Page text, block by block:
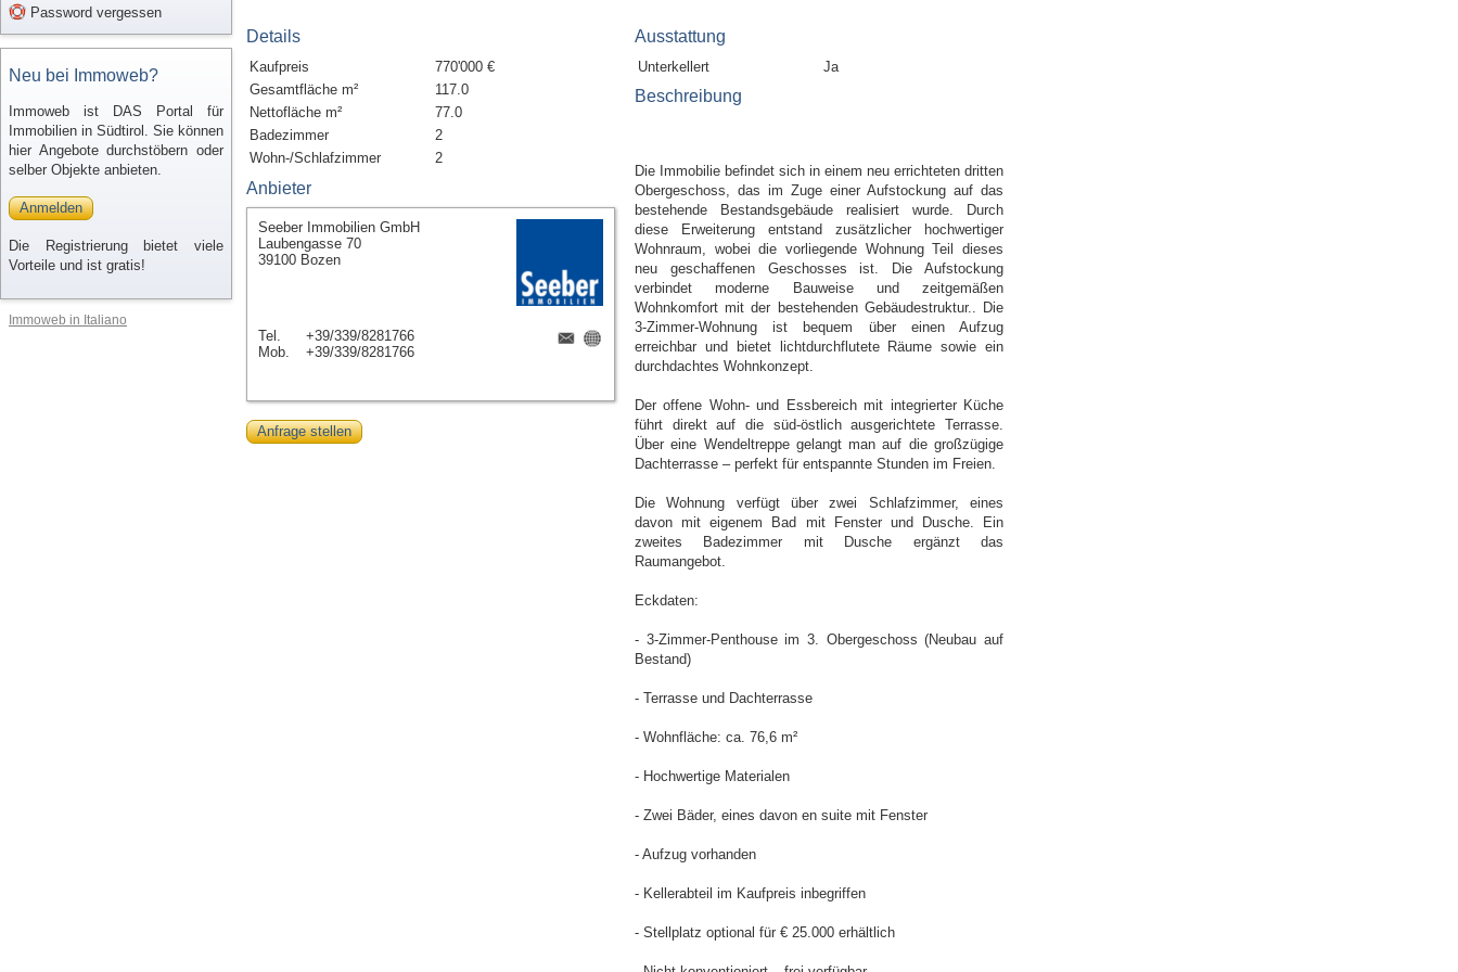
Password vergessen
Neu bei Immoweb?
Immoweb ist DAS Portal für
Immobilien in Südtirol. Sie können
hier Angebote durchstöbern oder
selber Objekte anbieten.
Anmelden
Die Registrierung bietet viele
Vorteile und ist gratis!
Immoweb in Italiano
Details
Kaufpreis
770'000 €
Gesamtfläche m²
117.0
Nettofläche m²
77.0
Badezimmer
2
Wohn-/Schlafzimmer
2
Ausstattung
Unterkellert Ja
Beschreibung
Die Immobilie befindet sich in einem neu errichteten dritten
Obergeschoss, das im Zuge einer Aufstockung auf das
bestehende Bestandsgebäude realisiert wurde. Durch
diese Erweiterung entstand zusätzlicher hochwertiger
Wohnraum, wobei die vorliegende Wohnung Teil dieses
neu geschaffenen Geschosses ist. Die Aufstockung
verbindet moderne Bauweise und zeitgemäßen
Wohnkomfort mit der bestehenden Gebäudestruktur.. Die
3-Zimmer-Wohnung ist bequem über einen Aufzug
erreichbar und bietet lichtdurchflutete Räume sowie ein
durchdachtes Wohnkonzept.
Der offene Wohn- und Essbereich mit integrierter Küche
führt direkt auf die süd-östlich ausgerichtete Terrasse.
Über eine Wendeltreppe gelangt man auf die großzügige
Dachterrasse – perfekt für entspannte Stunden im Freien.
Die Wohnung verfügt über zwei Schlafzimmer, eines
davon mit eigenem Bad mit Fenster und Dusche. Ein
zweites Badezimmer mit Dusche ergänzt das
Raumangebot.
Eckdaten:
- 3-Zimmer-Penthouse im 3. Obergeschoss (Neubau auf
Bestand)
- Terrasse und Dachterrasse
- Wohnfläche: ca. 76,6 m²
- Hochwertige Materialen
- Zwei Bäder, eines davon en suite mit Fenster
- Aufzug vorhanden
- Kellerabteil im Kaufpreis inbegriffen
- Stellplatz optional für € 25.000 erhältlich
Anbieter
Seeber Immobilien GmbH
Laubengasse 70
39100 Bozen
Tel.
+39/339/8281766
Mob.
+39/339/8281766
Anfrage stellen